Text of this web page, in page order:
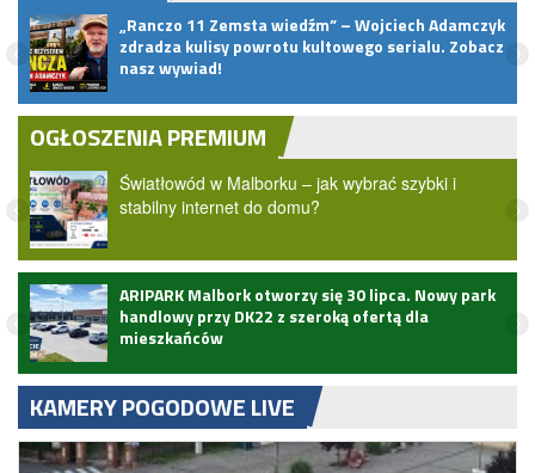
„Ranczo 11 Zemsta wiedźm” – Wojciech Adamczyk
zdradza kulisy powrotu kultowego serialu. Zobacz
nasz wywiad!
OGŁOSZENIA PREMIUM
Światłowód w Malborku – jak wybrać szybki i
stabilny internet do domu?
ARIPARK Malbork otworzy się 30 lipca. Nowy park
handlowy przy DK22 z szeroką ofertą dla
mieszkańców
KAMERY POGODOWE LIVE